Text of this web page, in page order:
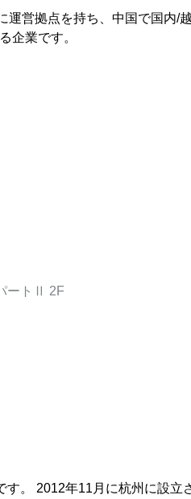
営拠点を持ち、中国で国内/
企業です。
ートⅡ 2F
。 2012年11月に杭州に設立